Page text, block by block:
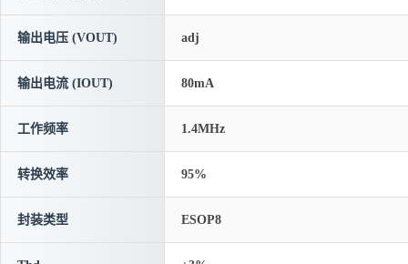
输出电压 (VOUT) adj
输出电流 (IOUT) 80mA
工作频率 1.4MHz
转换效率 95%
封装类型 ESOP8